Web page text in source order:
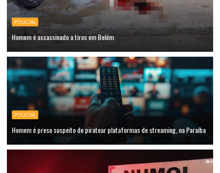
POLICIAL
Homem é assassinado a tiros em Belém
POLICIAL
Homem é preso suspeito de piratear plataformas de streaming, na Paraíba